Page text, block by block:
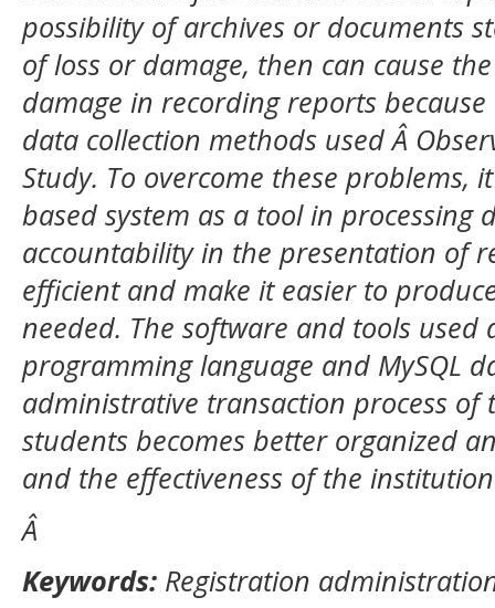
possibility of archives or documents
of loss or damage, then can cause
damage in recording reports
data collection methods used Â
Study. To overcome these problems,
based system as a tool in processing
accountability in the presentation of
efficient and make it easier to
needed. The software and tools used
programming language and MySQL
administrative transaction process
students becomes better organized
and the effectiveness of the
Â
Keywords: Registration